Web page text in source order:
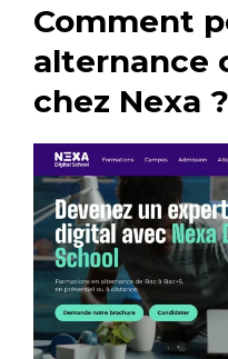
Comment
alternance
chez Nexa ?